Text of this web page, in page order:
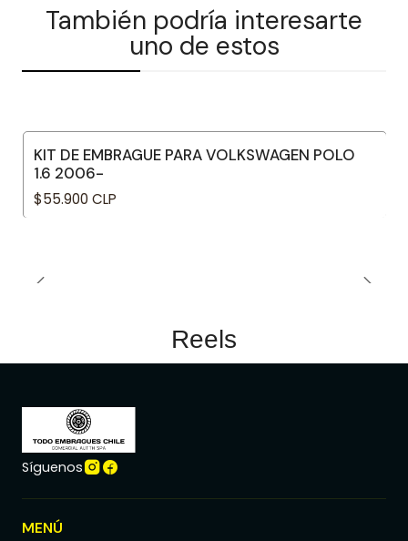
También podría interesarte
uno de estos
KIT DE EMBRAGUE PARA VOLKSWAGEN POLO
1.6 2006-
$55.900 CLP
Reels
Síguenos
MENÚ